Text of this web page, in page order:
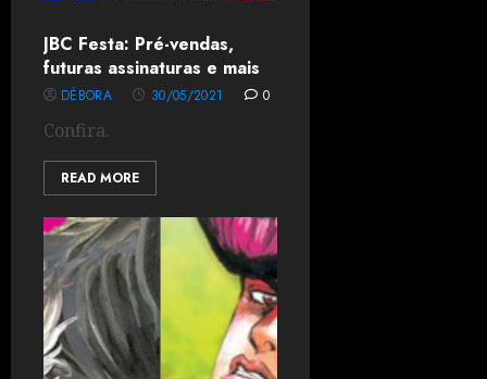
JBC Festa: Pré-vendas,
futuras assinaturas e mais
DÉBORA 30/05/2021 0
Confira.
READ MORE